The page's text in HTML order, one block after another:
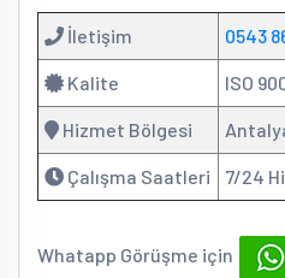
İletişim 0543
Kalite ISO
Hizmet Bölgesi
Çalışma Saatleri 7/24
Whatapp Görüşme için